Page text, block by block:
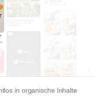
in organische Inhalte